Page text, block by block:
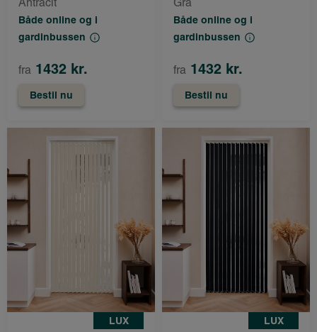
Både online og i
gardinbussen
fra 1432 kr.
Bestil nu
Både online og i
gardinbussen
fra 1432 kr.
Bestil nu
LUX LUX